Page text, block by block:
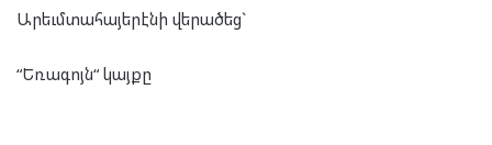
Արեւմ­տա­հա­յե­րէ­նի վե­րա­ծեց`
“Եռա­գոյն“ կայ­քը